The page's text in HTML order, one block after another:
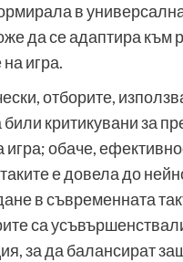
в
да се адаптира към
игра.
отборите,
били критикувани за
обаче,
е довела до
в съвременната
са
за да балансират